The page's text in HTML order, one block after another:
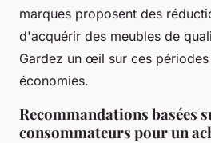
marques proposent des
d'acquérir des meubles de
Gardez un œil sur ces
économies.
Recommandations basées
consommateurs pour un